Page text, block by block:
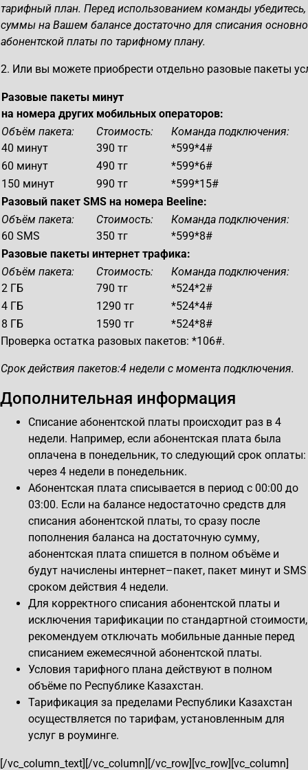
тарифный план. Перед использованием команды убедитесь,
суммы на Вашем балансе достаточно для списания
абонентской платы по тарифному плану.
2. Или вы можете приобрести отдельно разовые пакеты
Разовые пакеты минут
на номера других мобильных операторов:
Объём пакета:
40 минут
Стоимость:
390 тг
Команда подключения:
*599*4#
60 минут
490 тг
*599*6#
150 минут
990 тг
*599*15#
Разовый пакет SMS на номера Beeline:
Объём пакета:
60 SMS
Стоимость:
350 тг
Команда подключения:
*599*8#
Разовые пакеты интернет трафика:
Объём пакета:
2 ГБ
Стоимость:
790 тг
Команда подключения:
*524*2#
4 ГБ
1290 тг
*524*4#
8 ГБ
1590 тг
*524*8#
Проверка остатка разовых пакетов: *106#.
Срок действия пакетов:4 недели с момента подключения.
Дополнительная информация
Списание абонентской платы происходит раз в 4
недели. Например, если абонентская плата была
оплачена в понедельник, то следующий срок оплаты:
через 4 недели в понедельник.
Абонентская плата списывается в период с 00:00 до
03:00. Если на балансе недостаточно средств для
списания абонентской платы, то сразу после
пополнения баланса на достаточную сумму,
абонентская плата спишется в полном объёме и
будут начислены интернет–пакет, пакет минут и SMS
сроком действия 4 недели.
Для корректного списания абонентской платы и
исключения тарификации по стандартной стоимости,
рекомендуем отключать мобильные данные перед
списанием ежемесячной абонентской платы.
Условия тарифного плана действуют в полном
объёме по Республике Казахстан.
Тарификация за пределами Республики Казахстан
осуществляется по тарифам, установленным для
услуг в роуминге.
[/vc_column_text][/vc_column][/vc_row][vc_row][vc_column]